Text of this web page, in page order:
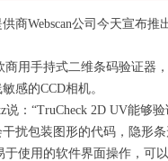
商Webscan公司今天宣布
商用手持式二维条码验证器
感的CCD相机。
说：“TruCheck 2D UV能
扰包装图形的代码，隐形
于使用的软件界面操作，可